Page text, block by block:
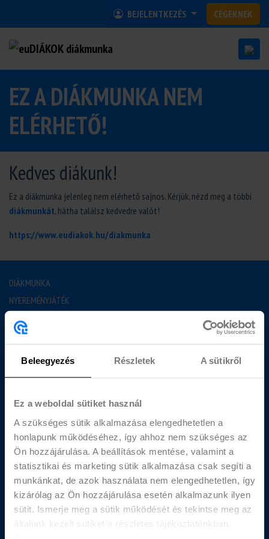
Beleegyezés Részletek A sütikről
Ez a weboldal sütiket használ
A szükséges sütik alkalmazása elengedhetetlen a
honlapunk működéséhez, így ahhoz nem szükséges az
Ön hozzájárulása. A beállítások mentése, valamint a
statisztikai és marketing sütik alkalmazása csak segíti a
munkánkat, de azok használata nem elengedhetetlen, így
kizárólag az Ön hozzájárulása esetén alkalmazunk ilyen
sütit. Ismerje meg a sütik működését és tekintse meg az
általunk kezelt sütiket a részletes tájékoztatónkban.
BEJELENTKEZÉS CÉGEKNEK
EZ A DIÁKMUNKA NEM
ELÉRHETŐ!
Kedves diákunk!
Ez a diákmunka jelenleg nem elérhető sajnos. Kérjük, nézd meg a többi
diákmunkát, hátha találsz kedvedre valót!
https://www.eudiakok.hu/diakmunka
DIÁKMUNKA
NYEREMÉNYJÁTÉK
GYAKORI KÉRDÉSEK
BLOG
JÓ TUDNI
MUNKAVÁLLALÁS FELTÉTELEI
RÓLUNK
BEMUTATKOZUNK
KAPCSOLAT
DIÁKOKNAK
CÉGEKNEK